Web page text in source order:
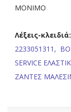
ΜΟΝΙΜΟ
Λέξεις-κλειδιά:
2233051311,
SERVICE
ΖΑΝΤΕΣ